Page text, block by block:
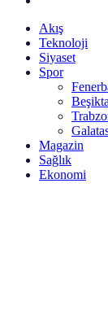
Akış
Teknoloji
Siyaset
Spor
Magazin
Sağlık
Ekonomi